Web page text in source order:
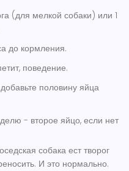
(для мелкой собаки) или 1
до кормления.
поведение.
половину яйца
- второе яйцо, если нет
собака ест творог
И это нормально.